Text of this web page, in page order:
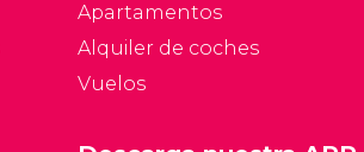
Apartamentos
Alquiler de coches
Vuelos